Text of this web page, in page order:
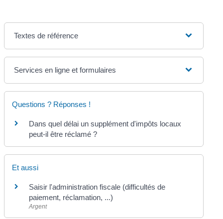
Textes de référence
Services en ligne et formulaires
Questions ? Réponses !
Dans quel délai un supplément d'impôts locaux
peut-il être réclamé ?
Et aussi
Saisir l'administration fiscale (difficultés de
paiement, réclamation, ...)
Argent